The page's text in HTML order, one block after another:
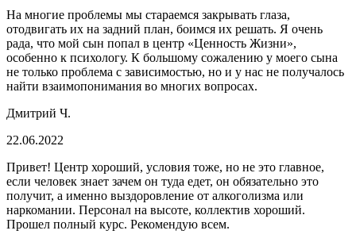
На многие проблемы мы стараемся закрывать глаза,
отодвигать их на задний план, боимся их решать. Я очень
рада, что мой сын попал в центр «Ценность Жизни»,
особенно к психологу. К большому сожалению у моего сына
не только проблема с зависимостью, но и у нас не получалось
найти взаимопонимания во многих вопросах.
Дмитрий Ч.
22.06.2022
Привет! Центр хороший, условия тоже, но не это главное,
если человек знает зачем он туда едет, он обязательно это
получит, а именно выздоровление от алкоголизма или
наркомании. Персонал на высоте, коллектив хороший.
Прошел полный курс. Рекомендую всем.